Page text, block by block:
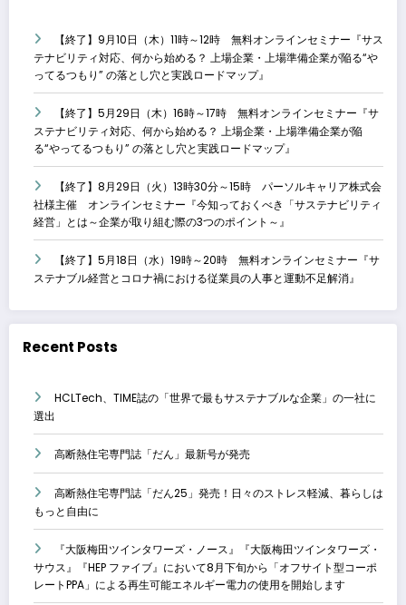
【終了】9月10日（木）11時～12時 無料オンラインセミナー『サス
テナビリティ対応、何から始める？ 上場企業・上場準備企業が陥る“や
ってるつもり” の落とし穴と実践ロードマップ』
【終了】5月29日（木）16時～17時 無料オンラインセミナー『サ
ステナビリティ対応、何から始める？ 上場企業・上場準備企業が陥
る“やってるつもり” の落とし穴と実践ロードマップ』
【終了】8月29日（火）13時30分～15時 パーソルキャリア株式会
社様主催 オンラインセミナー『今知っておくべき「サステナビリティ
経営」とは～企業が取り組む際の3つのポイント～』
【終了】5月18日（水）19時～20時 無料オンラインセミナー『サ
ステナブル経営とコロナ禍における従業員の人事と運動不足解消』
Recent Posts
HCLTech、TIME誌の「世界で最もサステナブルな企業」の一社に
選出
高断熱住宅専門誌「だん」最新号が発売
高断熱住宅専門誌「だん25」発売！日々のストレス軽減、暮らしは
もっと自由に
『大阪梅田ツインタワーズ・ノース』『大阪梅田ツインタワーズ・
サウス』『HEP ファイブ』において8月下旬から「オフサイト型コーポ
レートPPA」による再生可能エネルギー電力の使用を開始します